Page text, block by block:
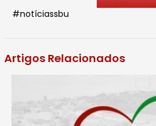
#notíciassbu
Artigos Relacionados